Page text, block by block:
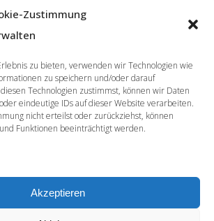
Zustimmung
zu bieten, verwenden wir Technologien wie
zu speichern und/oder darauf
Technologien zustimmst, können wir Daten
eindeutige IDs auf dieser Website verarbeiten.
nicht erteilst oder zurückziehst, können
Funktionen beeinträchtigt werden.
Akzeptieren
| SprachCafé Polnisch